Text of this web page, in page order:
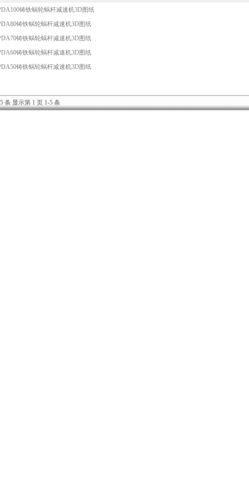
铸铁蜗轮蜗杆减速机3D图纸
铸铁蜗轮蜗杆减速机3D图纸
铸铁蜗轮蜗杆减速机3D图纸
铸铁蜗轮蜗杆减速机3D图纸
铸铁蜗轮蜗杆减速机3D图纸
条 显示第 1 页 1-5 条